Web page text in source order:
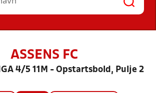
ASSENS FC
4/5 11M - Opstartsbold, Pulje 2